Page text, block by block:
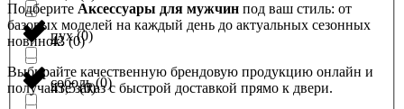
43 (0)
43,5 (0)
пух (0)
соболь (0)
Подберите Аксессуары для мужчин под ваш стиль: от
базовых моделей на каждый день до актуальных сезонных
новинок.
Выбирайте качественную брендовую продукцию онлайн и
получайте заказ с быстрой доставкой прямо к двери.